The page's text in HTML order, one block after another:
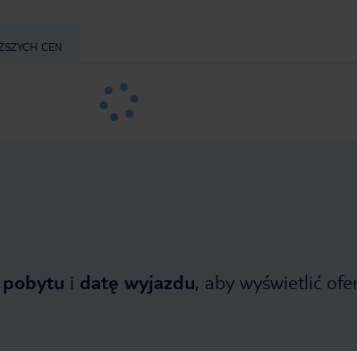
CEN
pobytu i datę wyjazdu, aby wyświetlić